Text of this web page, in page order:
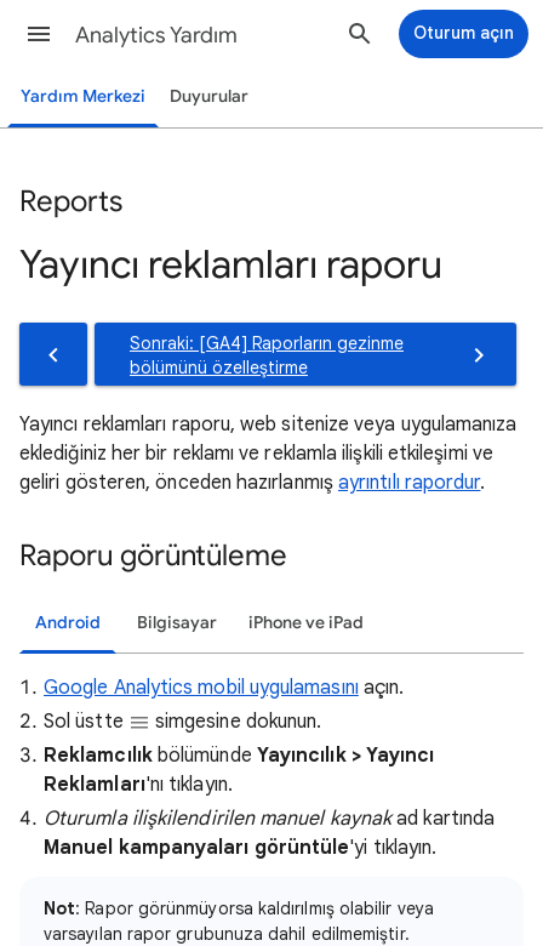
Analytics Yardım Oturum açın
Yardım Merkezi Duyurular
Reports
Yayıncı reklamları raporu
Sonraki: [GA4] Raporların gezinme
bölümünü özelleştirme
Yayıncı reklamları raporu, web sitenize veya uygulamanıza
eklediğiniz her bir reklamı ve reklamla ilişkili etkileşimi ve
geliri gösteren, önceden hazırlanmış ayrıntılı rapordur.
Raporu görüntüleme
Android Bilgisayar iPhone ve iPad
Google Analytics mobil uygulamasını açın.
Sol üstte
simgesine dokunun.
Reklamcılıkbölümünde Yayıncılık > Yayıncı
Reklamları'nı tıklayın.
Oturumla ilişkilendirilen manuel kaynakad kartında
Manuel kampanyaları görüntüle'yi tıklayın.
Not: Rapor görünmüyorsa kaldırılmış olabilir veya
varsayılan rapor grubunuza dahil edilmemiştir.